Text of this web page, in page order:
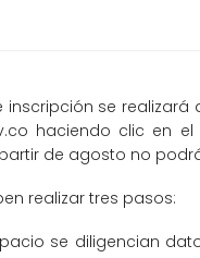
inscripción se
haciendo clic en el
de agosto no
realizar tres pasos:
se diligencian